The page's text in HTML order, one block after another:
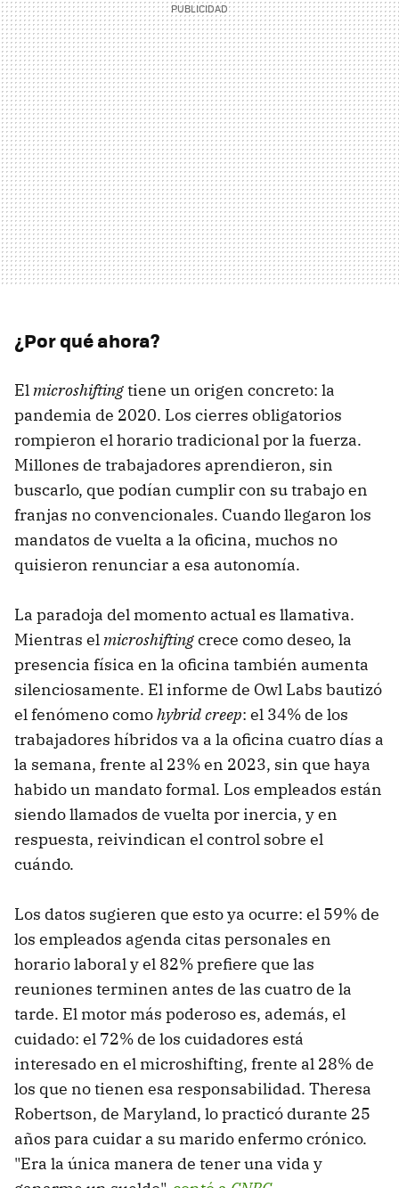
¿Por qué ahora?
Elmicroshiftingtiene un origen concreto: la
pandemia de 2020. Los cierres obligatorios
rompieron el horario tradicional por la fuerza.
Millones de trabajadores aprendieron, sin
buscarlo, que podían cumplir con su trabajo en
franjas no convencionales. Cuando llegaron los
mandatos de vuelta a la oficina, muchos no
quisieron renunciar a esa autonomía.
La paradoja del momento actual es llamativa.
Mientras elmicroshiftingcrece como deseo, la
presencia física en la oficina también aumenta
silenciosamente. El informe de Owl Labs bautizó
el fenómeno comohybrid creep: el 34% de los
trabajadores híbridos va a la oficina cuatro días a
la semana, frente al 23% en 2023, sin que haya
habido un mandato formal. Los empleados están
siendo llamados de vuelta por inercia, y en
respuesta, reivindican el control sobre el
cuándo.
Los datos sugieren que esto ya ocurre: el 59% de
los empleados agenda citas personales en
horario laboral y el 82% prefiere que las
reuniones terminen antes de las cuatro de la
tarde. El motor más poderoso es, además, el
cuidado: el 72% de los cuidadores está
interesado en el microshifting, frente al 28% de
los que no tienen esa responsabilidad. Theresa
Robertson, de Maryland, lo practicó durante 25
años para cuidar a su marido enfermo crónico.
"Era la única manera de tener una vida y